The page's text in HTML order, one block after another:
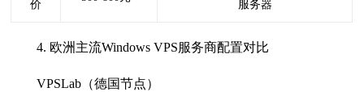
价 服务器
4. 欧洲主流Windows VPS服务商配置对比
VPSLab（德国节点）